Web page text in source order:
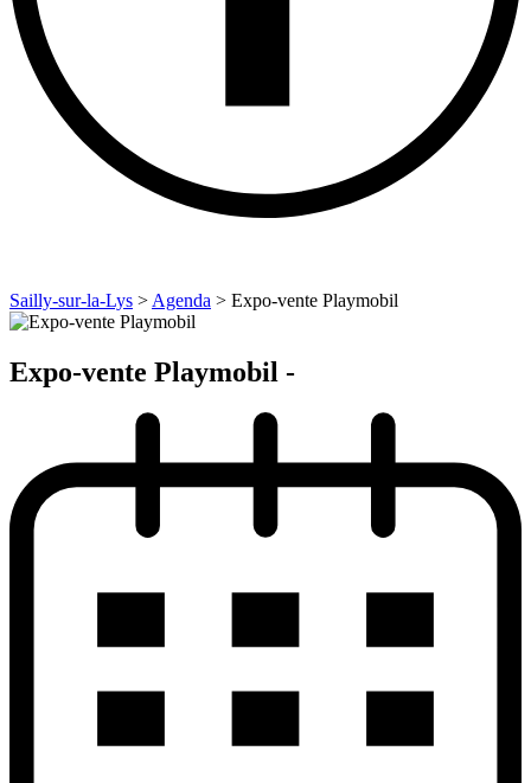
Sailly-sur-la-Lys > Agenda > Expo-vente Playmobil
Expo-vente Playmobil -